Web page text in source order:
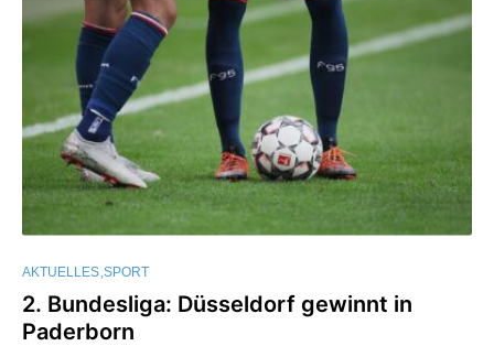
AKTUELLES SPORT
2. Bundesliga: Düsseldorf gewinnt in
Paderborn